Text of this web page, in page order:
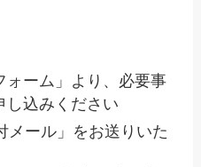
ォーム」より、必要事
し込みください
メール」をお送りいた